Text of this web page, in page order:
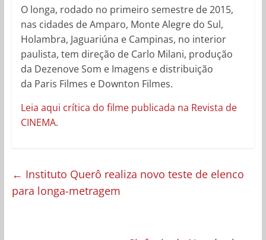
O longa, rodado no primeiro semestre de 2015,
nas cidades de Amparo, Monte Alegre do Sul,
Holambra, Jaguariúna e Campinas, no interior
paulista, tem direção de Carlo Milani, produção
da Dezenove Som e Imagens e distribuição
da Paris Filmes e Downton Filmes.
Leia aqui crítica do filme publicada na Revista de
CINEMA.
← Instituto Querô realiza novo teste de elenco
para longa-metragem